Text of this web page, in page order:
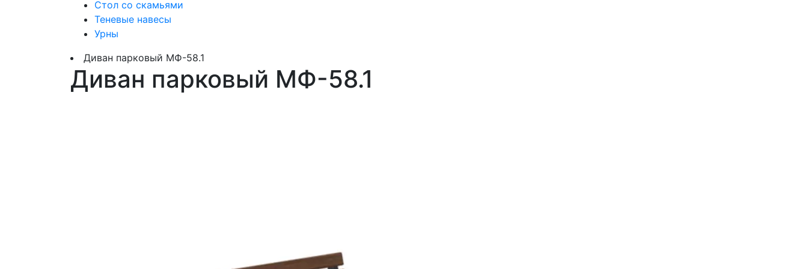
Стол со скамьями
Теневые навесы
Урны
Диван парковый МФ-58.1
Диван парковый МФ-58.1